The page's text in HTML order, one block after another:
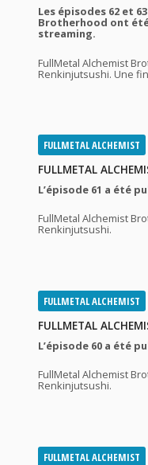
Les épisodes 62 et
Brotherhood ont
streaming.
FullMetal Alchemist
Renkinjutsushi. Une
FULLMETAL ALCHEMIST
FULLMETAL
L’épisode 61 a été
FullMetal Alchemist
Renkinjutsushi.
FULLMETAL ALCHEMIST
FULLMETAL
L’épisode 60 a été
FullMetal Alchemist
Renkinjutsushi.
FULLMETAL ALCHEMIST